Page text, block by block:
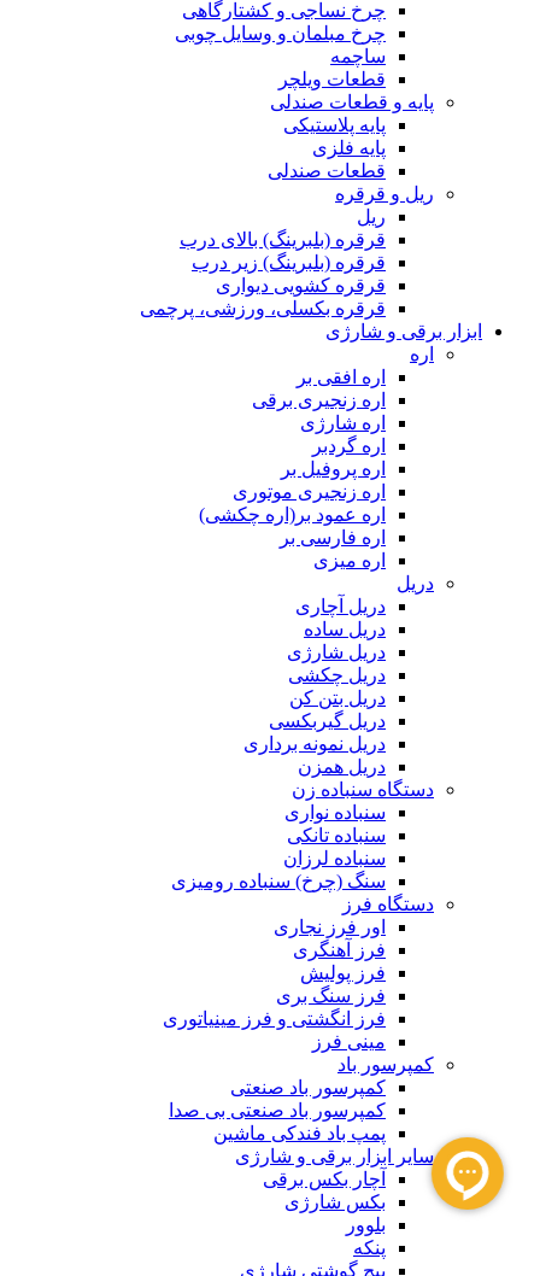
چرخ نساجی و کشتارگاهی
چرخ مبلمان و وسایل چوبی
ساچمه
قطعات ویلچر
پایه و قطعات صندلی
پایه پلاستیکی
پایه فلزی
قطعات صندلی
ریل و قرقره
ریل
قرقره (بلبرینگ) بالای درب
قرقره (بلبرینگ) زیر درب
قرقره کشویی دیواری
قرقره بکسلی، ورزشی، پرچمی
ابزار برقی و شارژی
اره
اره افقی بر
اره زنجیری برقی
اره شارژی
اره گردبر
اره پروفیل بر
اره زنجیری موتوری
اره عمود بر(اره چکشی)
اره فارسی بر
اره میزی
دریل
دریل آچاری
دریل ساده
دریل شارژی
دریل چکشی
دریل بتن کن
دریل گیربکسی
دریل نمونه برداری
دریل همزن
دستگاه سنباده زن
سنباده نواری
سنباده تانکی
سنباده لرزان
سنگ (چرخ) سنباده رومیزی
دستگاه فرز
اور فرز نجاری
فرز آهنگری
فرز پولیش
فرز سنگ بری
فرز انگشتی و فرز مینیاتوری
مینی فرز
کمپرسور باد
کمپرسور باد صنعتی
کمپرسور باد صنعتی بی صدا
پمپ باد فندکی ماشین
سایر ابزار برقی و شارژی
آچار بکس برقی
بکس شارژی
بلوور
پنکه
پیچ گوشتی شارژی